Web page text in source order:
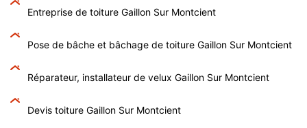
Entreprise de toiture Gaillon Sur Montcient
Pose de bâche et bâchage de toiture Gaillon Sur Montcient
Réparateur, installateur de velux Gaillon Sur Montcient
Devis toiture Gaillon Sur Montcient